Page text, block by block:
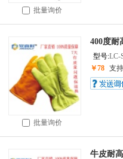
批量询价
批量询价
400度耐
型号:LC-
￥78 支
牛皮耐